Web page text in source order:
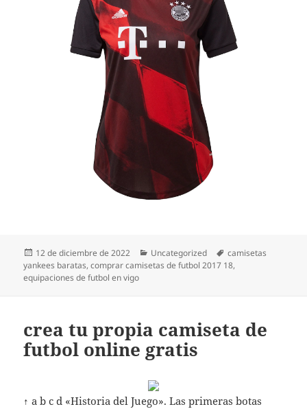
Publicado
el
12 de diciembre de 2022 Categorías
Uncategorized Etiquetas
camisetas
yankees baratas,comprar camisetas de futbol 2017 18,
equipaciones de futbol en vigo
crea tu propia camiseta de
futbol online gratis
↑ a b c d «Historia del Juego». Las primeras botas